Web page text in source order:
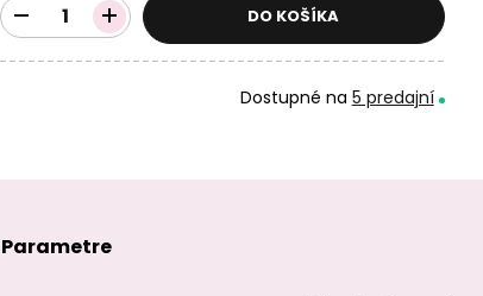
DO KOŠÍKA
Dostupné na 5 predajní
Parametre